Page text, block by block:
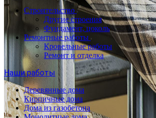
Строительство
Другие строения
Фундамент, цоколь
Ремонтные работы
Кровельные работы
Ремонт и отделка
Наши работы
Деревянные дома
Кирпичные дома
Дома из газобетона